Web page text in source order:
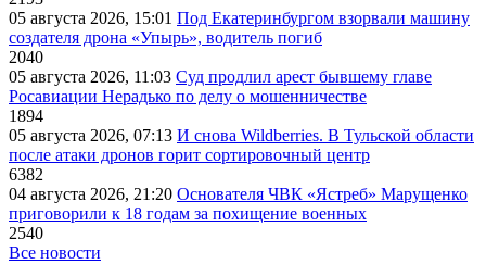
05 августа 2026, 15:01 Под Екатеринбургом взорвали машину
создателя дрона «Упырь», водитель погиб
2040
05 августа 2026, 11:03 Суд продлил арест бывшему главе
Росавиации Нерадько по делу о мошенничестве
1894
05 августа 2026, 07:13 И снова Wildberries. В Тульской области
после атаки дронов горит сортировочный центр
6382
04 августа 2026, 21:20 Основателя ЧВК «Ястреб» Марущенко
приговорили к 18 годам за похищение военных
2540
Все новости